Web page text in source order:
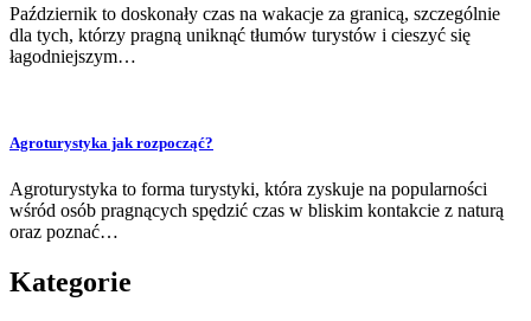
Październik to doskonały czas na wakacje za granicą, szczególnie
dla tych, którzy pragną uniknąć tłumów turystów i cieszyć się
łagodniejszym…
Agroturystyka jak rozpocząć?
Agroturystyka to forma turystyki, która zyskuje na popularności
wśród osób pragnących spędzić czas w bliskim kontakcie z naturą
oraz poznać…
Kategorie